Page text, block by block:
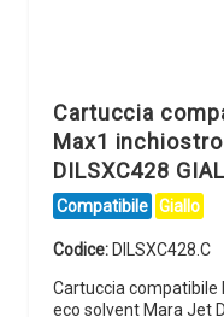
Cartuccia
Max1
DILSXC428
Compatibile Giallo
Codice:DILSXC428.C
Cartuccia compatibile
eco solvent Mara Jet